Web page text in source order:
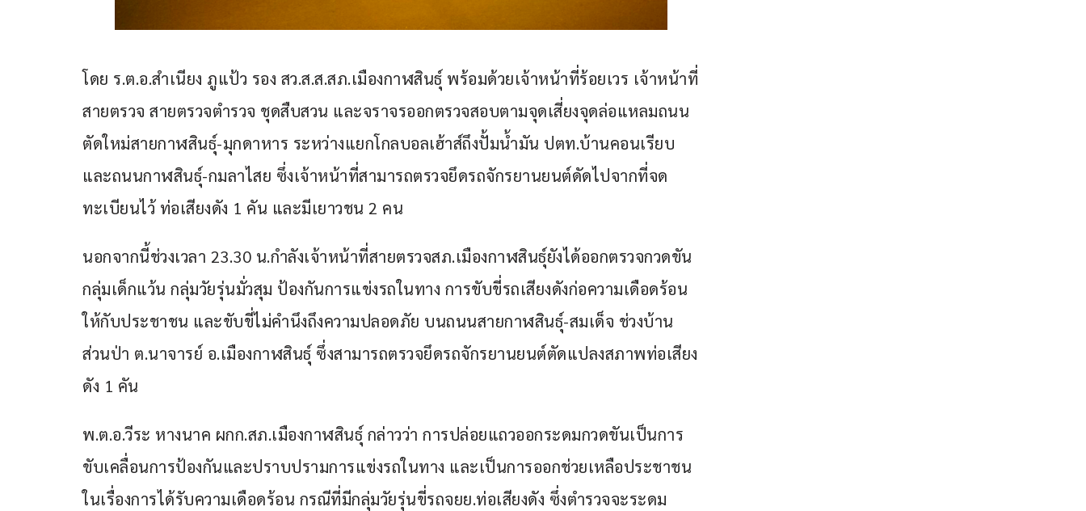
โดย ร.ต.อ.สำเนียง ภูแป้ว รอง สว.ส.ส.สภ.เมืองกาฬสินธุ์ พร้อมด้วยเจ้าหน้าที่ร้อยเวร เจ้าหน้าที่
สายตรวจ สายตรวจตำรวจ ชุดสืบสวน และจราจรออกตรวจสอบตามจุดเสี่ยงจุดล่อแหลมถนน
ตัดใหม่สายกาฬสินธุ์-มุกดาหาร ระหว่างแยกโกลบอลเฮ้าส์ถึงปั้มน้ำมัน ปตท.บ้านคอนเรียบ
และถนนกาฬสินธุ์-กมลาไสย ซึ่งเจ้าหน้าที่สามารถตรวจยึดรถจักรยานยนต์ดัดไปจากที่จด
ทะเบียนไว้ ท่อเสียงดัง 1 คัน และมีเยาวชน 2 คน
นอกจากนี้ช่วงเวลา 23.30 น.กำลังเจ้าหน้าที่สายตรวจสภ.เมืองกาฬสินธุ์ยังได้ออกตรวจกวดขัน
กลุ่มเด็กแว้น กลุ่มวัยรุ่นมั่วสุม ป้องกันการแข่งรถในทาง การขับขี่รถเสียงดังก่อความเดือดร้อน
ให้กับประชาชน และขับขี่ไม่คำนึงถึงความปลอดภัย บนถนนสายกาฬสินธุ์-สมเด็จ ช่วงบ้าน
ส่วนป่า ต.นาจารย์ อ.เมืองกาฬสินธุ์ ซึ่งสามารถตรวจยึดรถจักรยานยนต์ตัดแปลงสภาพท่อเสียง
ดัง 1 คัน
พ.ต.อ.วีระ หางนาค ผกก.สภ.เมืองกาฬสินธุ์ กล่าวว่า การปล่อยแถวออกระดมกวดขันเป็นการ
ขับเคลื่อนการป้องกันและปราบปรามการแข่งรถในทาง และเป็นการออกช่วยเหลือประชาชน
ในเรื่องการได้รับความเดือดร้อน กรณีที่มีกลุ่มวัยรุ่นขี่รถจยย.ท่อเสียงดัง ซึ่งตำรวจจะระดม